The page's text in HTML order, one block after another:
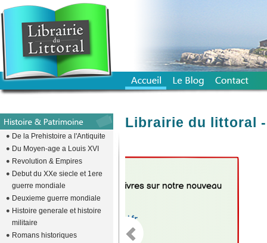
Librairie du littoral
emplacement vide pour
De la Prehistoire a l'Antiquite
Du Moyen-age a Louis XVI
Revolution & Empires
Debut du XXe siecle et 1ere
guerre mondiale
Deuxieme guerre mondiale
Histoire generale et histoire
militaire
Romans historiques